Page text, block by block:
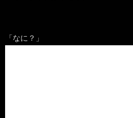
「なに？」